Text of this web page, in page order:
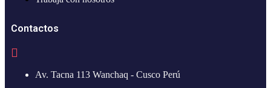
Contactos
Av. Tacna 113 Wanchaq - Cusco Perú